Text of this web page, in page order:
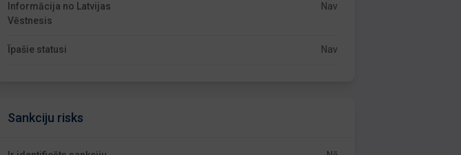
Informācija no Latvijas
Vēstnesis
Nav
Īpašie statusi Nav
Sankciju risks